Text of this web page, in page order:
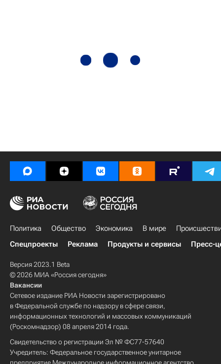
Политика Общество Экономика В мире
Спецпроекты
Реклама Продукты и сервисы Пресс-
Версия 2023.1 Beta
© 2026 МИА «Россия сегодня»
Вакансии
Сетевое издание РИА Новости зарегистрировано
в Федеральной службе по надзору в сфере связи,
информационных технологий и массовых коммуникаций
(Роскомнадзор) 08 апреля 2014 года.
Свидетельство о регистрации Эл № ФС77-57640
Учредитель: Федеральное государственное унитарное